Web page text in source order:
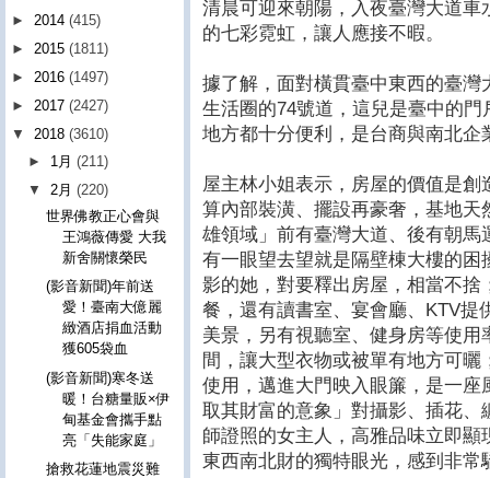
清晨可迎來朝陽，入夜臺灣大道
的七彩霓虹，讓人應接不暇。
據了解，面對橫貫臺中東西的臺
生活圈的74號道，這兒是臺中的
地方都十分便利，是台商與南北企
屋主林小姐表示，房屋的價值是
算內部裝潢、擺設再豪奢，基地
雄領域」前有臺灣大道、後有朝
有一眼望去望就是隔壁棟大樓的
影的她，對要釋出房屋，相當不
餐，還有讀書室、宴會廳、KTV提
美景，另有視聽室、健身房等使
間，讓大型衣物或被單有地方可
使用，邁進大門映入眼簾，是一
取其財富的意象」對攝影、插花
師證照的女主人，高雅品味立即
東西南北財的獨特眼光，感到非常
► 2014 (415)
► 2015 (1811)
► 2016 (1497)
► 2017 (2427)
▼ 2018 (3610)
► 1月(211)
▼ 2月(220)
世界佛教正心會與
王鴻薇傳愛 大我
新舍關懷榮民
(影音新聞)年前送
愛！臺南大億麗
緻酒店捐血活動
獲605袋血
(影音新聞)寒冬送
暖！台糖量販×伊
甸基金會攜手點
亮「失能家庭」
搶救花蓮地震災難